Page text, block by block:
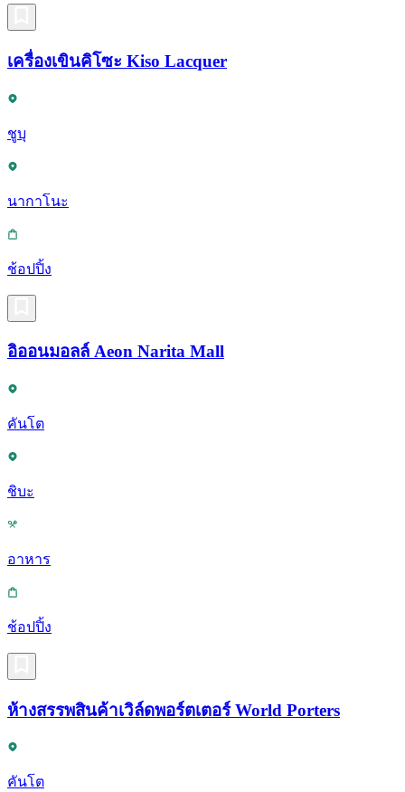
เครื่องเขินคิโซะ Kiso Lacquer
ชูบุ
นากาโนะ
ช้อปปิ้ง
อิออนมอลล์ Aeon Narita Mall
คันโต
ชิบะ
อาหาร
ช้อปปิ้ง
ห้างสรรพสินค้าเวิล์ดพอร์ตเตอร์ World Porters
คันโต